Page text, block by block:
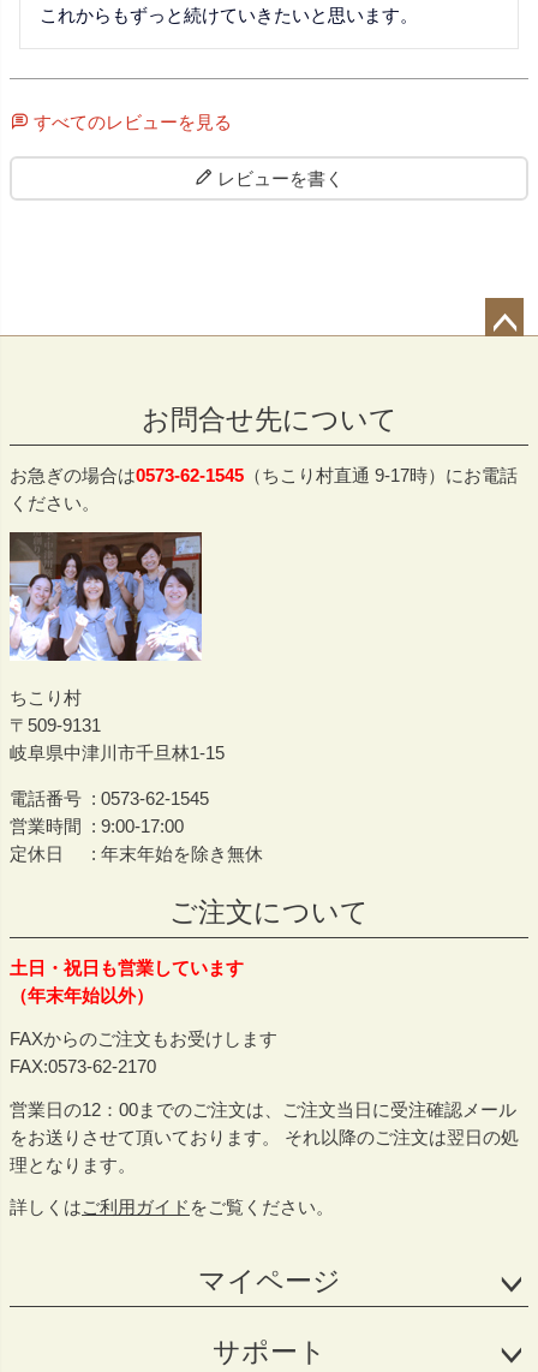
これからもずっと続けていきたいと思います。
すべてのレビューを見る
レビューを書く
へ
お問合せ先について
お急ぎの場合は0573-62-1545 （ちこり村直通 9-17時）にお電話
ください。
ちこり村
509-9131
岐阜県中津川市千旦林1-15
電話番号
0573-62-1545
営業時間
9:00-17:00
定休日
年末年始を除き無休
ご注文について
土日・祝日も営業しています
（年末年始以外）
FAXからのご注文もお受けします
FAX:0573-62-2170
営業日の12：00までのご注文は、ご注文当日に受注確認メール
をお送りさせて頂いております。 それ以降のご注文は翌日の処
理となります。
詳しくはご利用ガイド をご覧ください。
マイページ
サポート